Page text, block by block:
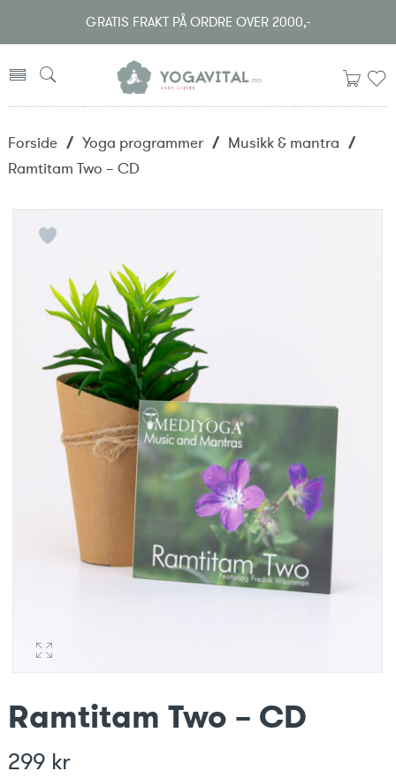
GRATIS FRAKT PÅ ORDRE OVER 2000,-
Forside / Yoga programmer / Musikk & mantra /
Ramtitam Two – CD
Ramtitam Two – CD
299 kr